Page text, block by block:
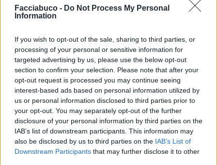
Facciabuco - Do Not Process My Personal
Information
If you wish to opt-out of the sale, sharing to third parties, or
processing of your personal or sensitive information for
targeted advertising by us, please use the below opt-out
section to confirm your selection. Please note that after your
opt-out request is processed you may continue seeing
interest-based ads based on personal information utilized by
us or personal information disclosed to third parties prior to
your opt-out. You may separately opt-out of the further
disclosure of your personal information by third parties on the
IAB’s list of downstream participants. This information may
also be disclosed by us to third parties on the IAB’s List of
Downstream Participants that may further disclose it to other